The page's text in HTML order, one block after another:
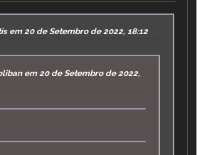
em 20 de Setembro de 2022, 18:12
em 20 de Setembro de 2022,